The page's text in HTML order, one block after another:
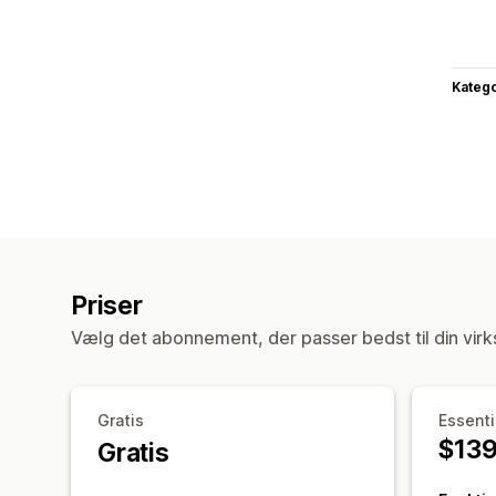
Priser
Vælg det abonnement, der passer bedst til din
Gratis
Gratis